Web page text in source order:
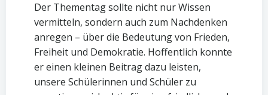
Der Thementag sollte nicht nur Wissen
vermitteln, sondern auch zum Nachdenken
anregen – über die Bedeutung von Frieden,
Freiheit und Demokratie. Hoffentlich konnte
er einen kleinen Beitrag dazu leisten,
unsere Schülerinnen und Schüler zu